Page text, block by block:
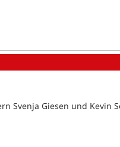
Svenja Giesen und Kevin